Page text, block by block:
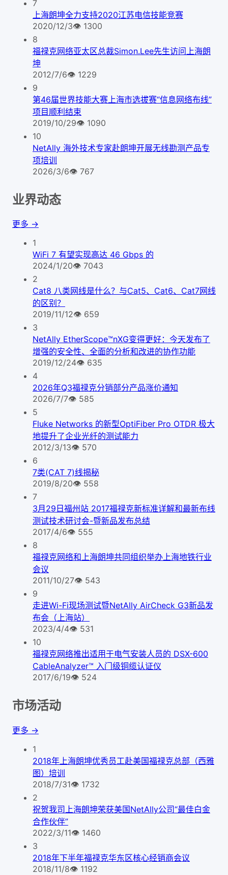
7
上海朗坤全力支持2020江苏电信技能竞赛
2020/12/3👁 1300
8
福禄克网络亚太区总裁Simon.Lee先生访问上海朗
坤
2012/7/6👁 1229
9
第46届世界技能大赛上海市选拔赛“信息网络布线”
项目顺利结束
2019/10/29👁 1090
10
NetAlly 海外技术专家赴朗坤开展无线勘测产品专
项培训
2026/3/6👁 767
业界动态
更多 →
1
WiFi 7 有望实现高达 46 Gbps 的
2024/1/20👁 7043
2
Cat8 八类网线是什么？与Cat5、Cat6、Cat7网线
的区别？
2019/11/12👁 659
3
NetAlly EtherScope™nXG变得更好：今天发布了
增强的安全性、全面的分析和改进的协作功能
2019/12/24👁 635
4
2026年Q3福禄克分销部分产品涨价通知
2026/7/7👁 585
5
Fluke Networks 的新型OptiFiber Pro OTDR 极大
地提升了企业光纤的测试能力
2012/3/13👁 570
6
7类(CAT 7)线揭秘
2019/8/20👁 558
7
3月29日福州站 2017福禄克新标准详解和最新布线
测试技术研讨会-暨新品发布总结
2017/4/6👁 555
8
福禄克网络和上海朗坤共同组织举办上海地铁行业
会议
2011/10/27👁 543
9
走进Wi-Fi现场测试暨NetAlly AirCheck G3新品发
布会（上海站）
2023/4/4👁 531
10
福禄克网络推出适用于电气安装人员的 DSX-600
CableAnalyzer™ 入门级铜缆认证仪
2017/6/19👁 524
市场活动
更多 →
1
2018年上海朗坤优秀员工赴美国福禄克总部（西雅
图）培训
2018/7/31👁 1732
2
祝贺我司上海朗坤荣获美国NetAlly公司“最佳白金
合作伙伴”
2022/3/11👁 1460
3
2018年下半年福禄克华东区核心经销商会议
2018/11/8👁 1192